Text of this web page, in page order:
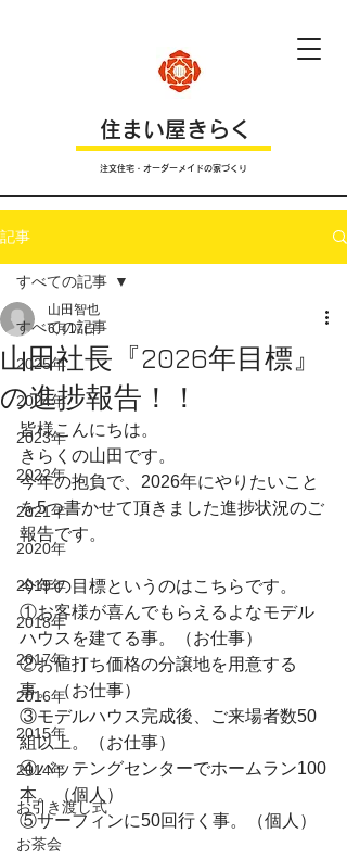
​住まい屋きらく
注文住宅・オーダーメイドの家づくり
記事
すべての記事
2025年
2024年
2023年
2022年
2021年
2020年
2019年
2018年
2017年
2016年
2015年
2014年
お引き渡し式
お茶会
すべての記事
山田社長『2026年目標』
の進捗報告！！
山田智也
6月17日
皆様こんにちは。
きらくの山田です。
今年の抱負で、2026年にやりたいこと
を5つ書かせて頂きました進捗状況のご
報告です。
今年の目標というのはこちらです。
①お客様が喜んでもらえるよなモデル
ハウスを建てる事。（お仕事）
②お値打ち価格の分譲地を用意する
事。（お仕事）
③モデルハウス完成後、ご来場者数50
組以上。（お仕事）
④バッテングセンターでホームラン100
本。（個人）
⑤サーフィンに50回行く事。（個人）